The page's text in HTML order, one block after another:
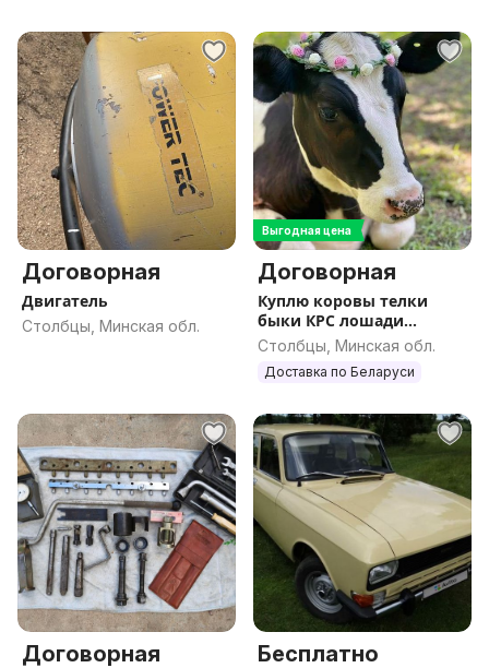
Договорная
Двигатель
Столбцы, Минская обл.
Выгодная цена
Договорная
Куплю коровы телки
быки КРС лошади
жеребята
Столбцы, Минская обл.
Доставка по Беларуси
Договорная Бесплатно